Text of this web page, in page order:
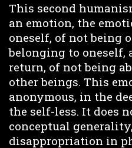
This second
an emotion, the
oneself, of not being
belonging to oneself,
return, of not being
other beings. This
anonymous, in the
the self-less. It does
conceptual
disappropriation in